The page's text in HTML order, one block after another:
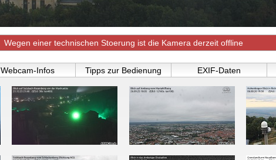
Wegen einer technischen Stoerung ist die Kamera derzeit offline
Webcam-Infos Tipps zur Bedienung EXIF-Daten